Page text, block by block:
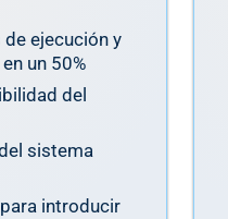
ejecución y
un 50%
del
sistema
introducir